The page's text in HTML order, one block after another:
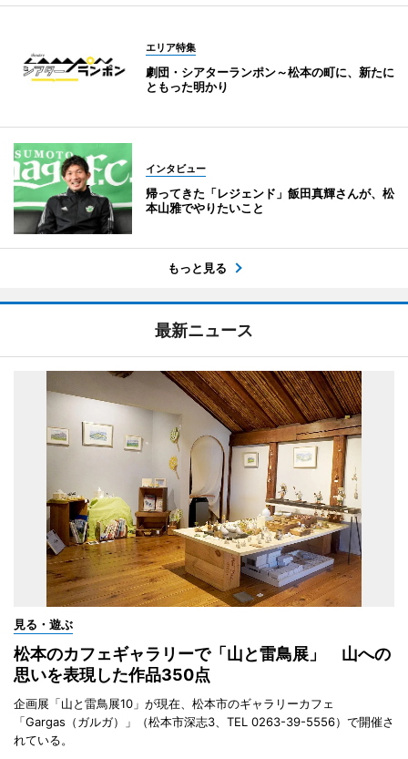
エリア特集
劇団・シアターランポン～松本の町に、新たに
ともった明かり
インタビュー
帰ってきた「レジェンド」飯田真輝さんが、松
本山雅でやりたいこと
もっと見る
最新ニュース
見る・遊ぶ
松本のカフェギャラリーで「山と雷鳥展」 山への
思いを表現した作品350点
企画展「山と雷鳥展10」が現在、松本市のギャラリーカフェ
「Gargas（ガルガ）」（松本市深志3、TEL 0263-39-5556）で開催さ
れている。